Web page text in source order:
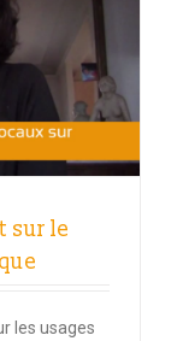
sur le
les usages